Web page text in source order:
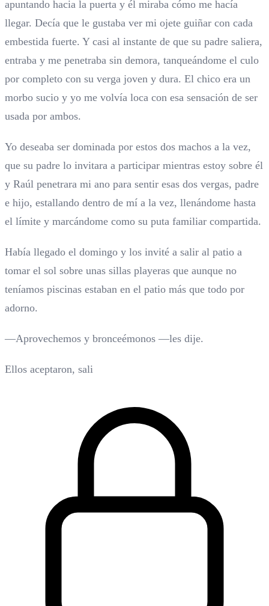
apuntando hacia la puerta y él miraba cómo me hacía
llegar. Decía que le gustaba ver mi ojete guiñar con cada
embestida fuerte. Y casi al instante de que su padre saliera,
entraba y me penetraba sin demora, tanqueándome el culo
por completo con su verga joven y dura. El chico era un
morbo sucio y yo me volvía loca con esa sensación de ser
usada por ambos.
Yo deseaba ser dominada por estos dos machos a la vez,
que su padre lo invitara a participar mientras estoy sobre él
y Raúl penetrara mi ano para sentir esas dos vergas, padre
e hijo, estallando dentro de mí a la vez, llenándome hasta
el límite y marcándome como su puta familiar compartida.
Había llegado el domingo y los invité a salir al patio a
tomar el sol sobre unas sillas playeras que aunque no
teníamos piscinas estaban en el patio más que todo por
adorno.
—Aprovechemos y bronceémonos —les dije.
Ellos aceptaron, sali